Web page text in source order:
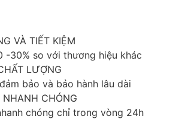
VÀ TIẾT KIỆM
-30% so với thương hiệu khác
LƯỢNG
bảo và bảo hành lâu dài
NHANH CHÓNG
chóng chỉ trong vòng 24h